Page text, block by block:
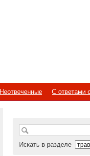
Неотвеченные
С ответами
Искать в разделе